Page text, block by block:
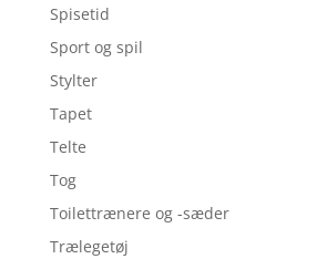
Spisetid
Sport og spil
Stylter
Tapet
Telte
Tog
Toilettrænere og -sæder
Trælegetøj